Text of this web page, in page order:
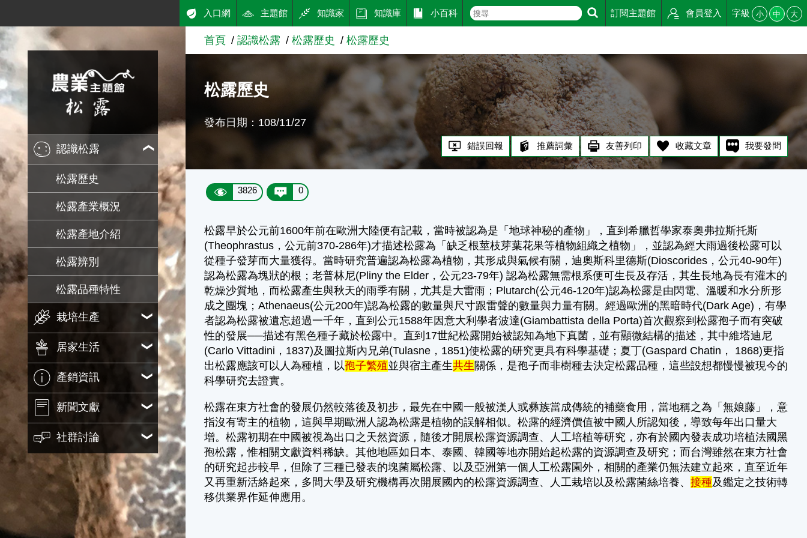
跳到主要內容
農業知識入口網
認識松露
松露歷史
松露產業概況
松露產地介紹
松露辨別
松露品種特性
栽培生產
居家生活
產銷資訊
新聞文獻
社群討論
入口網 主題館 知識家 知識庫 小百科 訂閱主題館 會員登入 字級 小 中 大
首頁 認識松露 松露歷史 松露歷史
松露歷史
發布日期：108/11/27
錯誤回報 推薦詞彙 友善列印 收藏文章 我要發問
3826 0
松露早於公元前1600年前在歐洲大陸便有記載，當時被認為是「地球神秘的產物」，直到希臘哲學家泰奧弗拉斯托斯
(Theophrastus，公元前370-286年)才描述松露為「缺乏根莖枝芽葉花果等植物組織之植物」，並認為經大雨過後松露可以
從種子發芽而大量獲得。當時研究普遍認為松露為植物，其形成與氣候有關，迪奧斯科里德斯(Dioscorides，公元40-90年)
認為松露為塊狀的根；老普林尼(Pliny the Elder，公元23-79年) 認為松露無需根系便可生長及存活，其生長地為長有灌木的
乾燥沙質地，而松露產生與秋天的雨季有關，尤其是大雷雨；Plutarch(公元46-120年)認為松露是由閃電、溫暖和水分所形
成之團塊；Athenaeus(公元200年)認為松露的數量與尺寸跟雷聲的數量與力量有關。經過歐洲的黑暗時代(Dark Age)，有學
者認為松露被遺忘超過一千年，直到公元1588年因意大利學者波達(Giambattista della Porta)首次觀察到松露孢子而有突破
性的發展──描述有黑色種子藏於松露中。直到17世紀松露開始被認知為地下真菌，並有顯微結構的描述，其中維塔迪尼
(Carlo Vittadini，1837)及圖拉斯內兄弟(Tulasne，1851)使松露的研究更具有科學基礎；夏丁(Gaspard Chatin， 1868)更指
出松露應該可以人為種植，以孢子繁殖並與宿主產生共生 關係，是孢子而非樹種去決定松露品種，這些設想都慢慢被現今的
科學研究去證實。
松露在東方社會的發展仍然較落後及初步，最先在中國一般被漢人或彝族當成傳統的補藥食用，當地稱之為「無娘藤」，意
指沒有寄主的植物，這與早期歐洲人認為松露是植物的誤解相似。松露的經濟價值被中國人所認知後，導致每年出口量大
增。松露初期在中國被視為出口之天然資源，隨後才開展松露資源調查、人工培植等研究，亦有於國內發表成功培植法國黑
孢松露，惟相關文獻資料稀缺。其他地區如日本、泰國、韓國等地亦開始起松露的資源調查及研究；而台灣雖然在東方社會
的研究起步較早，但除了三種已發表的塊菌屬松露、以及亞洲第一個人工松露園外，相關的產業仍無法建立起來，直至近年
又再重新活絡起來，多間大學及研究機構再次開展國內的松露資源調查、人工栽培以及松露菌絲培養、接種及鑑定之技術轉
移供業界作延伸應用。